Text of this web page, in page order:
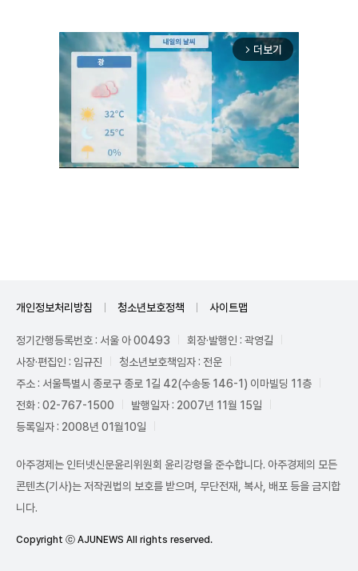
arrow_forward_ios 더보기
개인정보처리방침 청소년보호정책 사이트맵
정기간행등록번호 : 서울 아 00493
회장·발행인 : 곽영길
사장·편집인 : 임규진
청소년보호책임자 : 전운
주소 : 서울특별시 종로구 종로 1길 42(수송동 146-1) 이마빌딩 11층
전화 : 02-767-1500
발행일자 : 2007년 11월 15일
등록일자 : 2008년 01월10일
아주경제는 인터넷신문윤리위원회 윤리강령을 준수합니다. 아주경제의 모든
콘텐츠(기사)는 저작권법의 보호를 받으며, 무단전재, 복사, 배포 등을 금지합
니다.
Copyright ⓒ AJUNEWS All rights reserved.